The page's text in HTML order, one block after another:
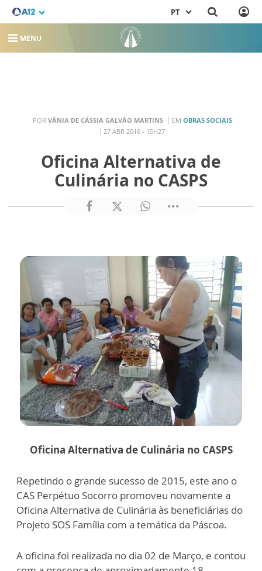
PT
MENU
POR VÂNIA DE CÁSSIA GALVÃO MARTINS EM OBRAS SOCIAIS
27 ABR 2016 - 15H27
Oficina Alternativa de
Culinária no CASPS
Oficina Alternativa de Culinária no CASPS
Repetindo o grande sucesso de 2015, este ano o
CAS Perpétuo Socorro promoveu novamente a
Oficina Alternativa de Culinária às beneficiárias do
Projeto SOS Família com a temática da Páscoa.
A oficina foi realizada no dia 02 de Março, e contou